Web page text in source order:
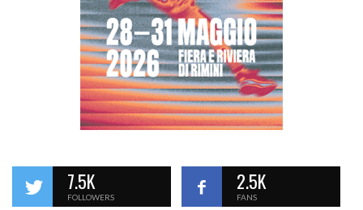
7.5K
FOLLOWERS
2.5K
FANS